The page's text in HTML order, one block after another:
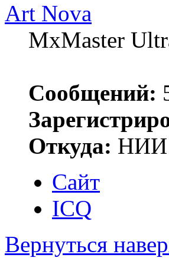
Art Nova
MxMaster
Сообщений:
Откуда: НИИ
Сайт
ICQ
Вернуться